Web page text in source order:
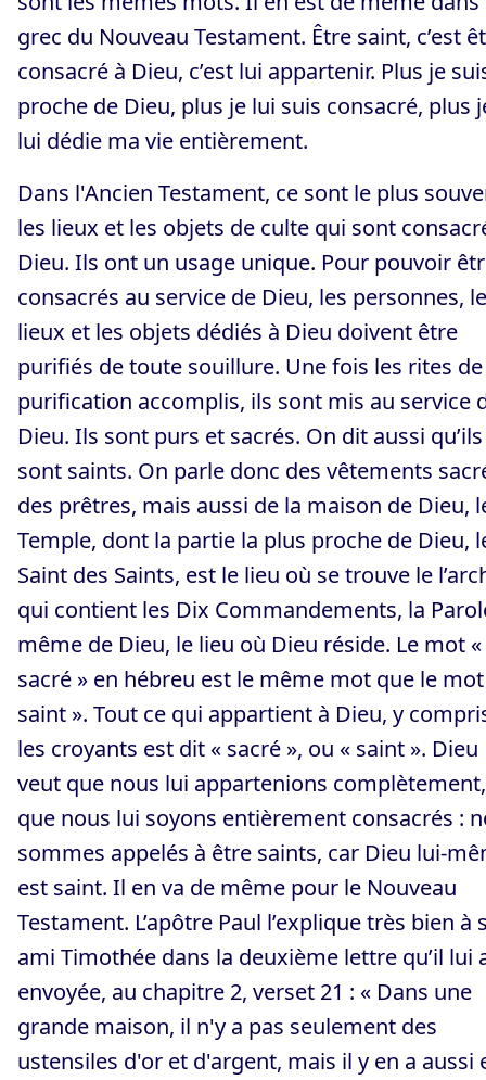
grec du Nouveau Testament. Être saint, c’est
consacré à Dieu, c’est lui appartenir. Plus je
proche de Dieu, plus je lui suis consacré, plus
lui dédie ma vie entièrement.
Dans l'Ancien Testament, ce sont le plus
les lieux et les objets de culte qui sont
Dieu. Ils ont un usage unique. Pour pouvoir
consacrés au service de Dieu, les personnes,
lieux et les objets dédiés à Dieu doivent être
purifiés de toute souillure. Une fois les rites de
purification accomplis, ils sont mis au service
Dieu. Ils sont purs et sacrés. On dit aussi qu’ils
sont saints. On parle donc des vêtements
des prêtres, mais aussi de la maison de Dieu,
Temple, dont la partie la plus proche de Dieu,
Saint des Saints, est le lieu où se trouve le
qui contient les Dix Commandements, la
même de Dieu, le lieu où Dieu réside. Le mot «
sacré » en hébreu est le même mot que le
saint ». Tout ce qui appartient à Dieu, y
les croyants est dit « sacré », ou « saint ». Dieu
veut que nous lui appartenions complètement,
que nous lui soyons entièrement consacrés :
sommes appelés à être saints, car Dieu lui-
est saint. Il en va de même pour le Nouveau
Testament. L’apôtre Paul l’explique très bien à
ami Timothée dans la deuxième lettre qu’il lui
envoyée, au chapitre 2, verset 21 : « Dans une
grande maison, il n'y a pas seulement des
ustensiles d'or et d'argent, mais il y en a aussi